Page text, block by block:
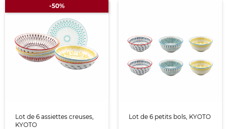
Lot de 6 assiettes creuses,
KYOTO
-50%
Lot de 6 petits bols, KYOTO